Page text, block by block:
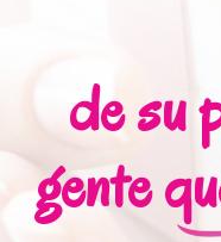
de su
gente